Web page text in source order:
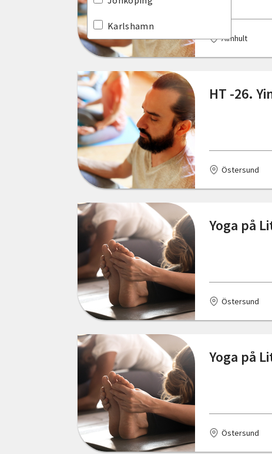
Norrbottens län
Skåne län
Stockholms län
Södermanlands län
Uppsala län
Värmlands län
Västernorrlands län
Västmanlands län
Västra Götalands län
Örebro län
Karlshamn
Kramfors
Kungsbacka
Långasjö
Malmö
Mariannelund
Markaryd
Moheda
Nybro
Nässjö
Ormaryd
Sala
Svenstavik
Trelleborg
Tvååker
Uddevalla
Varberg
Älmhult
HT -26.
Östersund
Yoga på
Östersund
Yoga på
Östersund